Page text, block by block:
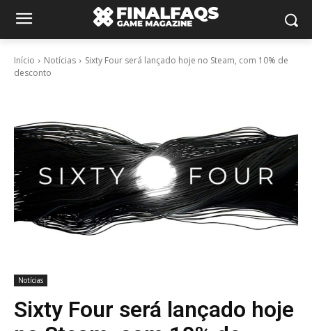
Início Notícias
Sixty Four será lançado hoje no Steam, com 10% de
desconto
Notícias
Sixty Four será lançado hoje